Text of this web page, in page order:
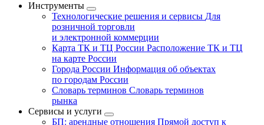
Инструменты
Технологические решения и сервисы Для
розничной торговли
и электронной коммерции
Карта ТК и ТЦ России Расположение ТК и ТЦ
на карте России
Города России Информация об объектах
по городам России
Словарь терминов Словарь терминов
рынка
Сервисы и услуги
БП: арендные отношения Прямой доступ к